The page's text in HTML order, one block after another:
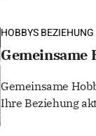
HOBBYS BEZIEHUNG
Gemeinsame
Gemeinsame
Ihre Beziehung